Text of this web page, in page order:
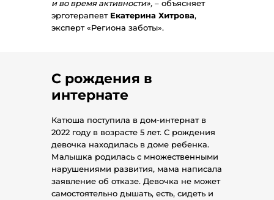
и во время активности», – объясняет
эрготерапевт Екатерина Хитрова,
эксперт «Региона заботы».
С рождения в
интернате
Катюша поступила в дом-интернат в
2022 году в возрасте 5 лет. С рождения
девочка находилась в доме ребенка.
Малышка родилась с множественными
нарушениями развития, мама написала
заявление об отказе. Девочка не может
самостоятельно дышать, есть, сидеть и